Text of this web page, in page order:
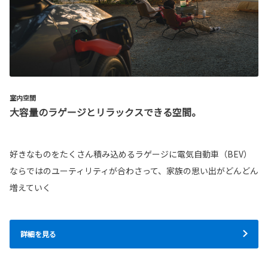
室内空間
大容量のラゲージとリラックスできる空間。
好きなものをたくさん積み込めるラゲージに電気自動車（BEV）
ならではのユーティリティが合わさって、家族の思い出がどんどん
増えていく
詳細を見る